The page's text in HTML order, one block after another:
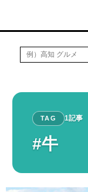
TAG 1記事
#牛